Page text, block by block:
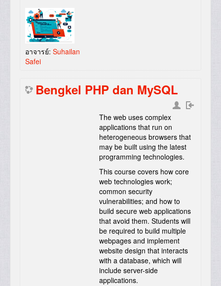
อาจารย์: Suhailan
Safei
Bengkel PHP dan MySQL
The web uses complex
applications that run on
heterogeneous browsers that
may be built using the latest
programming technologies.
This course covers how core
web technologies work;
common security
vulnerabilities; and how to
build secure web applications
that avoid them. Students will
be required to build multiple
webpages and implement
website design that interacts
with a database, which will
include server-side
applications.